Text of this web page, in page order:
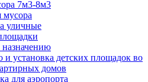
7м3-8м3
мусора
уличные
и установка детских площадок во
домов
для аэропорта